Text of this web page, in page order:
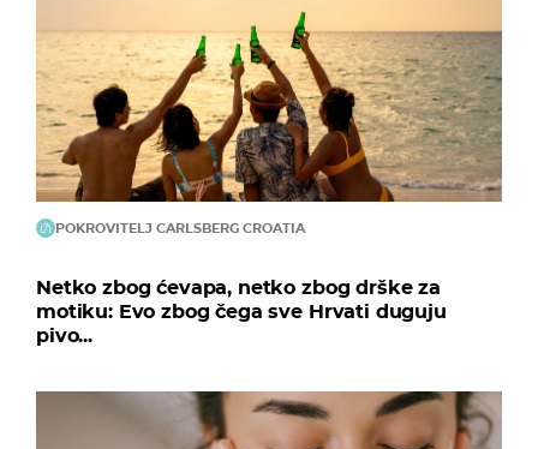
POKROVITELJ CARLSBERG CROATIA
Netko zbog ćevapa, netko zbog drške za
motiku: Evo zbog čega sve Hrvati duguju
pivo...